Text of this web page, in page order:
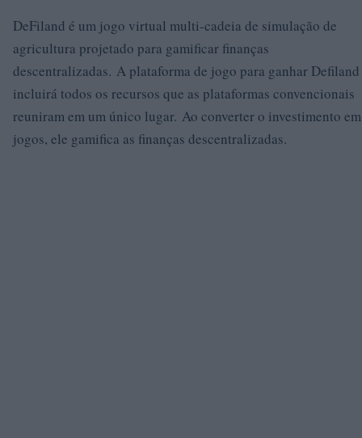
DeFiland é um jogo virtual multi-cadeia de simulação de
agricultura projetado para gamificar finanças
descentralizadas. A plataforma de jogo para ganhar Defiland
incluirá todos os recursos que as plataformas convencionais
reuniram em um único lugar. Ao converter o investimento em
jogos, ele gamifica as finanças descentralizadas.